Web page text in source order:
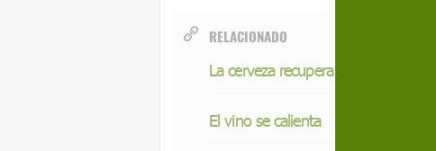
RELACIONADO
La cerveza recupera su diversidad
El vino se calienta